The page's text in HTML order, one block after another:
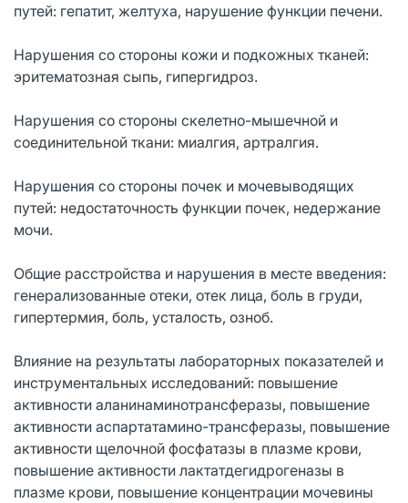
путей: гепатит, желтуха, нарушение функции печени.
Нарушения со стороны кожи и подкожных тканей:
эритематозная сыпь, гипергидроз.
Нарушения со стороны скелетно-мышечной и
соединительной ткани: миалгия, артралгия.
Нарушения со стороны почек и мочевыводящих
путей: недостаточность функции почек, недержание
мочи.
Общие расстройства и нарушения в месте введения:
генерализованные отеки, отек лица, боль в груди,
гипертермия, боль, усталость, озноб.
Влияние на результаты лабораторных показателей и
инструментальных исследований: повышение
активности аланинаминотрансферазы, повышение
активности аспартатамино-трансферазы, повышение
активности щелочной фосфатазы в плазме крови,
повышение активности лактатдегидрогеназы в
плазме крови, повышение концентрации мочевины